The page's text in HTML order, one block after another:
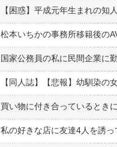
松本いちかの事務所移籍後の
国家公務員の私に民間企業に
【同人誌】【悲報】幼馴染の